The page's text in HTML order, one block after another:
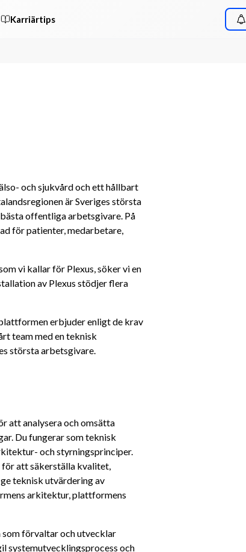
Karriärtips
och sjukvård och ett hållbart
är Sveriges största
offentliga arbetsgivare. På
för patienter, medarbetare,
vi kallar för Plexus, söker vi en
av Plexus stödjer flera
erbjuder enligt de krav
team med en teknisk
största arbetsgivare.
att analysera och omsätta
Du fungerar som teknisk
och styrningsprinciper.
att säkerställa kvalitet,
teknisk utvärdering av
arkitektur, plattformens
förvaltar och utvecklar
systemutvecklingsprocess och